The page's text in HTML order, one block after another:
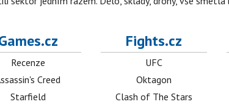
Recenze
Creed
Starfield
Fights.cz
UFC
Oktagon
Clash of The Stars